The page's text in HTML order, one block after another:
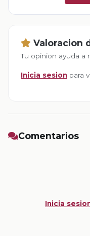
Valoracion
Tu opinion ayuda a
Inicia sesion para
Comentarios
Inicia